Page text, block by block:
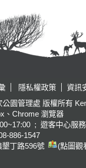
隱私權政策 資訊
園管理處 版權所有
、Chrome 瀏覽器
; 遊客中心服
886-1547
丁路596號
(點圖觀